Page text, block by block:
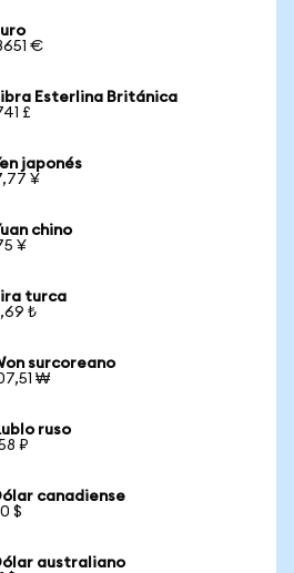
€
Esterlina Británica
£
japonés
¥
chino
¥
turca
₺
surcoreano
₩
ruso
₽
canadiense
$
australiano